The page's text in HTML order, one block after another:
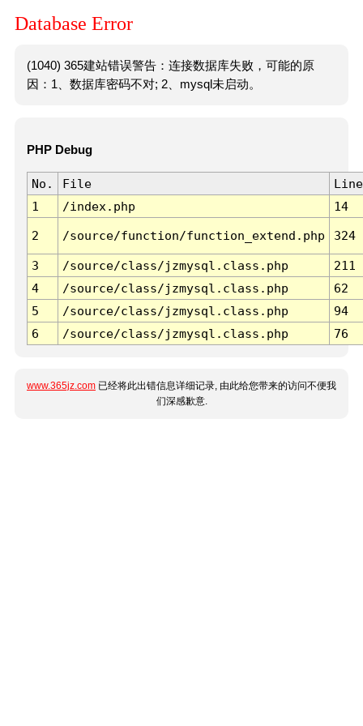
Database Error
(1040) 365建站错误警告：连接数据库失败，可能的原
因：1、数据库密码不对; 2、mysql未启动。
PHP Debug
No. File
Line
1
/index.php 14
2 /source/function/function_extend.php 324
3 /source/class/jzmysql.class.php
211
4
/source/class/jzmysql.class.php
62
5
/source/class/jzmysql.class.php
94
6
/source/class/jzmysql.class.php 76
www.365jz.com 已经将此出错信息详细记录, 由此给您带来的访问不便我
们深感歉意.